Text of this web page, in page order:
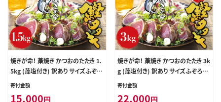
焼きが命！ 藁焼き かつおのたたき 1.
5kg (藻塩付き) 訳あり サイズふぞろ
い / 鰹 かつお カツオのたたき 鰹の
寄付金額
15,000円
焼きが命！ 藁焼き かつおのたたき 3k
g (藻塩付き) 訳あり サイズふぞろい
/ 鰹 かつお カツオのたたき 鰹のたた
寄付金額
22,000円